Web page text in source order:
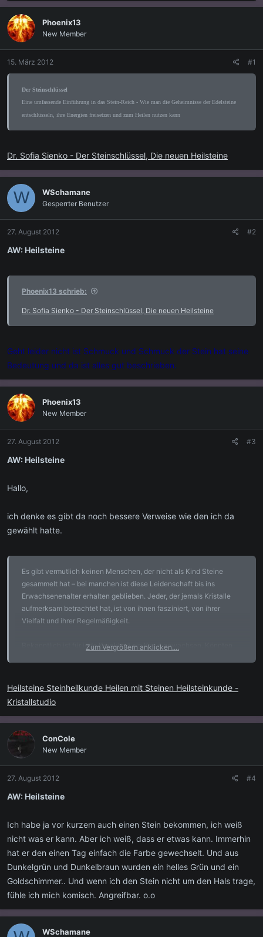
s
t
e
l
r
s
e
l
Phoenix13
New Member
15. März 2012 #1
Der Steinschlüssel
Eine umfassende Einführung in das Stein-Reich - Wie man die Geheimnisse der Edelsteine
entschlüsseln, ihre Energien freisetzen und zum Heilen nutzen kann
Dr. Sofia Sienko - Der Steinschlüssel, Die neuen Heilsteine
W WSchamane
Gesperrter Benutzer
27. August 2012 #2
AW: Heilsteine
Phoenix13 schrieb:
Dr. Sofia Sienko - Der Steinschlüssel, Die neuen Heilsteine
Geht leider nicht ist Schmuck und Schmuck der Stein hat seine
Bedeutung und da ist alles gut beschrieben.
Phoenix13
New Member
27. August 2012 #3
AW: Heilsteine
Hallo,
ich denke es gibt da noch bessere Verweise wie den ich da
gewählt hatte.
Es gibt vermutlich keinen Menschen, der nicht als Kind Steine
gesammelt hat – bei manchen ist diese Leidenschaft bis ins
Erwachsenenalter erhalten geblieben. Jeder, der jemals Kristalle
aufmerksam betrachtet hat, ist von ihnen fasziniert, von ihrer
Vielfalt und ihrer Regelmäßigkeit.
Bekanntlich ist für jede Krankheit ein Kraut gewachsen. Könnten
waren sie den Herrschern vorbehalten, die für das Wohlergehen
ihres Volkes zu sorgen hatten.
Mutter Natur hat die Kristalle sehr sorgfältig tief im Inneren der
Berge, in Klüften und Höhlen versteckt. Könnte das nicht ein
Hinweis darauf sein, daß die wahren Schätze für die 'Ewigkeit'
nicht im Außen zu finden sind sondern tief in uns Menschen
verborgen liegen?
am besten radiästhetisch ermitteln.
Zum Vergrößern anklicken....
Heilsteine Steinheilkunde Heilen mit Steinen Heilsteinkunde -
Kristallstudio
ConCole
New Member
27. August 2012 #4
AW: Heilsteine
Ich habe ja vor kurzem auch einen Stein bekommen, ich weiß
nicht was er kann. Aber ich weiß, dass er etwas kann. Immerhin
hat er den einen Tag einfach die Farbe gewechselt. Und aus
Dunkelgrün und Dunkelbraun wurden ein helles Grün und ein
Goldschimmer.. Und wenn ich den Stein nicht um den Hals trage,
fühle ich mich komisch. Angreifbar. o.o
WSchamane